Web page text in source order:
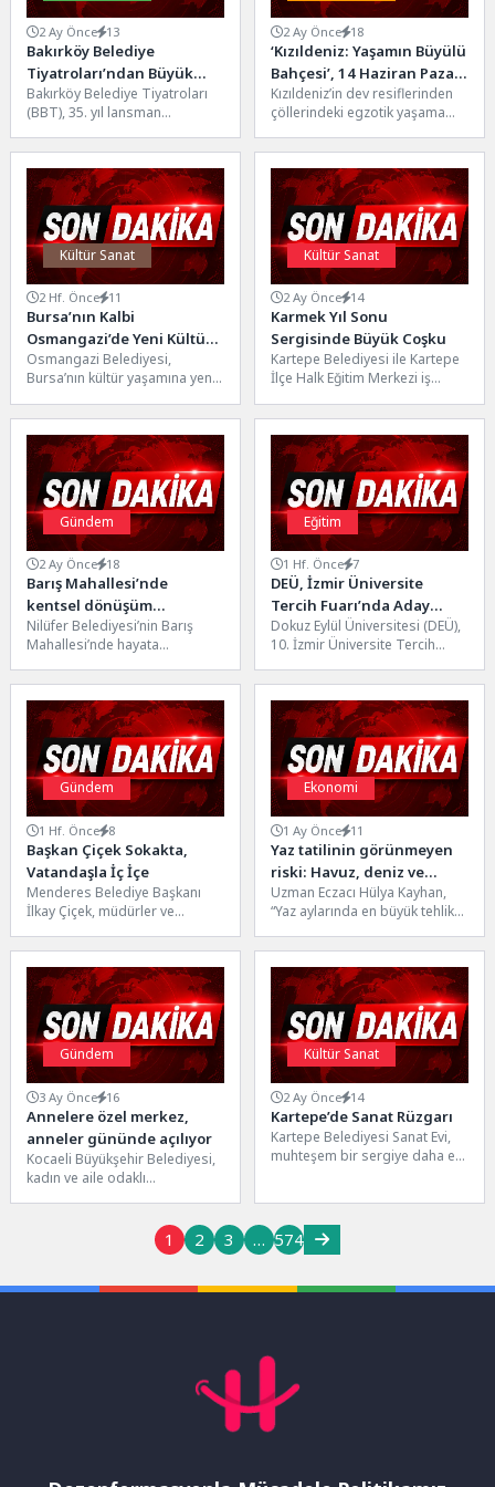
2 Ay Önce 13
Bakırköy Belediye
Tiyatroları’ndan Büyük
Başarı
Bakırköy Belediye Tiyatroları
(BBT), 35. yıl lansman
sezonun gurur tablosunu
hem...
2 Ay Önce 18
‘Kızıldeniz: Yaşamın Büyülü
Bahçesi’, 14 Haziran Pazar
Saat 20.00’de National
Geographic WILD
Ekranlarında İzleyicilerle
Kızıldeniz’in dev resiflerinden
çöllerindeki egzotik yaşama
keşfederken binlerce balık türü,
dugonglar...
Kültür Sanat
2 Hf. Önce 11
Bursa’nın Kalbi
Osmangazi’de Yeni Kültür
Hazinesi
Osmangazi Belediyesi,
Bursa’nın kültür yaşamına yeni
kazandırıyor. Hisar
Arkeopark’ta hayata...
Kültür Sanat
2 Ay Önce 14
Karmek Yıl Sonu
Sergisinde Büyük Coşku
Kartepe Belediyesi ile Kartepe
İlçe Halk Eğitim Merkezi iş
Kartepe Meslek Edindirme...
Gündem
2 Ay Önce 18
Barış Mahallesi’nde
kentsel dönüşüm
görüşmeleri başladı
Nilüfer Belediyesi’nin Barış
Mahallesi’nde hayata
projesi için hak sahipleriyle
görüşmeler başladı.Nilüfer
Belediye...
Eğitim
1 Hf. Önce 7
DEÜ, İzmir Üniversite
Tercih Fuarı’nda Aday
Öğrencilerle Buluştu
Dokuz Eylül Üniversitesi (DEÜ),
10. İzmir Üniversite Tercih
aileleriyle buluşarak
üniversitenin...
Gündem
1 Hf. Önce 8
Başkan Çiçek Sokakta,
Vatandaşla İç İçe
Menderes Belediye Başkanı
İlkay Çiçek, müdürler ve
alarak sahaya çıktı.
Vatandaşlarla sohbet...
Ekonomi
1 Ay Önce 11
Yaz tatilinin görünmeyen
riski: Havuz, deniz ve
klimalar
Uzman Eczacı Hülya Kayhan,
“Yaz aylarında en büyük tehlike
hijyen riskleri....
Gündem
3 Ay Önce 16
Annelere özel merkez,
anneler gününde açılıyor
Kocaeli Büyükşehir Belediyesi,
kadın ve aile odaklı
Kültür Sanat
2 Ay Önce 14
Kartepe’de Sanat Rüzgarı
Kartepe Belediyesi Sanat Evi,
muhteşem bir sergiye daha ev
1 2 3 … 574